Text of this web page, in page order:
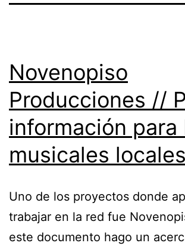
Novenopiso
Producciones //
información para
musicales locales
Uno de los proyectos donde
trabajar en la red fue
este documento hago un